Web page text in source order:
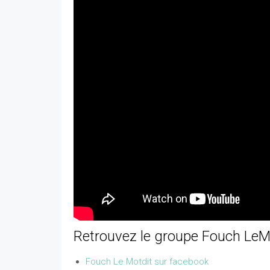
Retrouvez le groupe Fouch
Fouch Le Motdit sur facebook